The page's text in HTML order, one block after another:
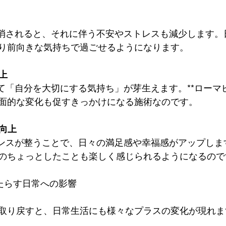
れると、それに伴う不安やストレスも減少します。
前向きな気持ちで過ごせるようになります。
自分を大切にする気持ち」が芽生えます。**ローマ
的な変化も促すきっかけになる施術なのです。
上
が整うことで、日々の満足感や幸福感がアップしま
ちょっとしたことも楽しく感じられるようになるの
らす日常への影響
り戻すと、日常生活にも様々なプラスの変化が現れ